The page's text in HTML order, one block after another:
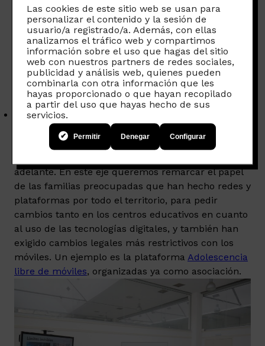
Las cookies de este sitio web se usan para
personalizar el contenido y la sesión de
usuario/a registrado/a. Además, con ellas
analizamos el tráfico web y compartimos
información sobre el uso que hagas del sitio
web con nuestros partners de redes sociales,
publicidad y análisis web, quienes pueden
combinarla con otra información que les
hayas proporcionado o que hayan recopilado
a partir del uso que hayas hecho de sus
servicios.
Permitir Denegar Configurar
– Y hace poco hemos publicado el Reto sin móvil
para familias,que tiene el foco puesto en la
adolescenciay se inspira en elNo Phone
Challengellevado a cabo por el profesor de
instituto Telmo Lazkano con sus alumnos de 4.º
curso de la ESO.
el acompañamiento social
todas aquellas prácticas que se hacen desde el
ámbito educativo formal, o que implica la
adelante. En este eje queremos remarcar el papel
de las familias preocupadas que han hecho redes y
plataformas por todo el territorio, para pedir
cambios tanto en los centros educativos en cuanto
al uso de las tecnologías digitales, y también han
exigido cambios legales más restrictivos con los
móviles. Un ejemplo es la plataforma Adolescencia
libre de móviles, organizadas ya como asociación.